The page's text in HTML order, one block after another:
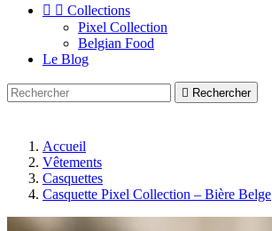
  Collections
Pixel Collection
Belgian Food
Le Blog
 Rechercher
Accueil
Vêtements
Casquettes
Casquette Pixel Collection – Bière Belge